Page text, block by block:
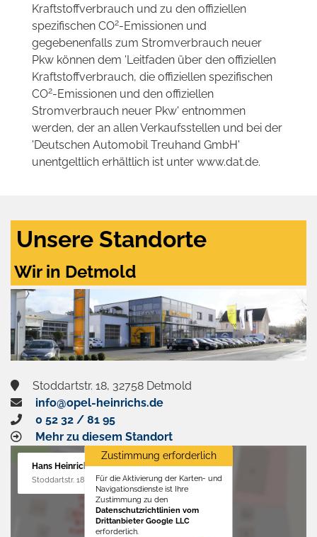
Kraftstoffverbrauch und zu den offiziellen
spezifischen CO2-Emissionen und
gegebenenfalls zum Stromverbrauch neuer
Pkw können dem 'Leitfaden über den offiziellen
Kraftstoffverbrauch, die offiziellen spezifischen
CO2-Emissionen und den offiziellen
Stromverbrauch neuer Pkw' entnommen
werden, der an allen Verkaufsstellen und bei der
'Deutschen Automobil Treuhand GmbH'
unentgeltlich erhältlich ist unter www.dat.de.
Unsere Standorte
Wir in Detmold
Stoddartstr. 18, 32758 Detmold
info@opel-heinrichs.de
0 52 32 / 81 95
Mehr zu diesem Standort
Hans Heinrichs GmbH
Stoddartstr. 18, 32758 Detmold
Zustimmung erforderlich
Für die Aktivierung der Karten- und
Navigationsdienste ist Ihre
Zustimmung zu den
Datenschutzrichtlinien vom
Drittanbieter Google LLC
erforderlich.